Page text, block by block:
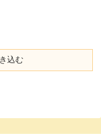
込む